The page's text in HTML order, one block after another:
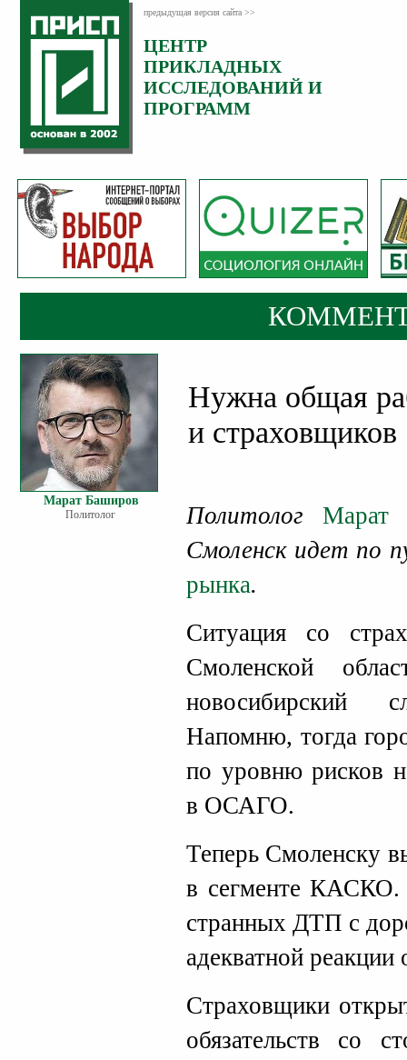
предыдущая версия сайта >>
ЦЕНТР
ПРИКЛАДНЫХ
ИССЛЕДОВАНИЙ И
ПРОГРАММ
Марат Баширов
Политолог
Нужна общая
и страховщиков
Политолог Марат
Смоленск идет по
рынка.
Ситуация со
Смоленской
новосибирский
Напомню, тогда
по уровню рисков
в ОСАГО.
Теперь Смоленску
в сегменте КАСКО.
странных ДТП с
адекватной реакции
Страховщики
обязательств со
Категория:
Комментарии